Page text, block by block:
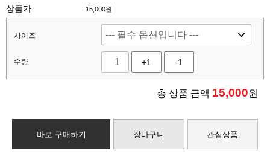
상품가 15,000원
사이즈
수량 +1 -1
총 상품 금액 15,000원
바로 구매하기 장바구니 관심상품